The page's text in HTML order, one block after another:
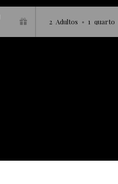
2 Adultos • 1 quarto